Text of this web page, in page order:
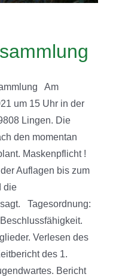
Am
um 15 Uhr in der
Lingen. Die
den momentan
Maskenpflicht !
Auflagen bis zum
die
Tagesordnung:
Verlesen des
des 1.
Bericht